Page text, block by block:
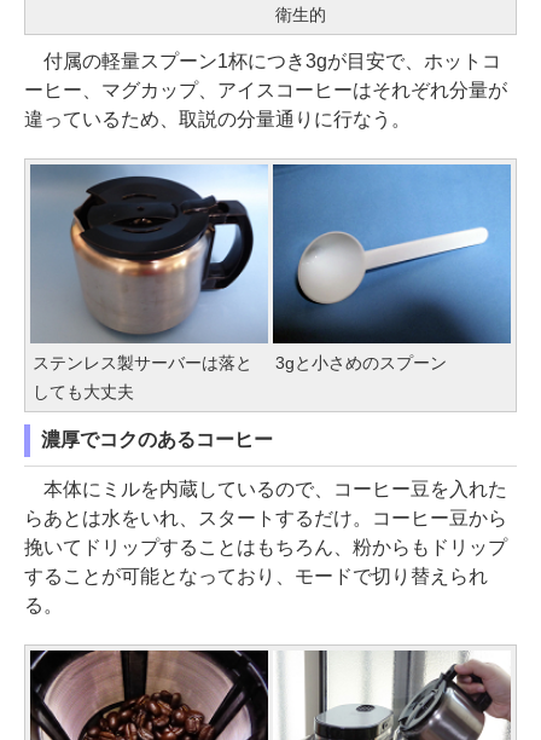
衛生的
付属の軽量スプーン1杯につき3gが目安で、ホットコ
ーヒー、マグカップ、アイスコーヒーはそれぞれ分量が
違っているため、取説の分量通りに行なう。
ステンレス製サーバーは落と
しても大丈夫
3gと小さめのスプーン
濃厚でコクのあるコーヒー
本体にミルを内蔵しているので、コーヒー豆を入れた
らあとは水をいれ、スタートするだけ。コーヒー豆から
挽いてドリップすることはもちろん、粉からもドリップ
することが可能となっており、モードで切り替えられ
る。